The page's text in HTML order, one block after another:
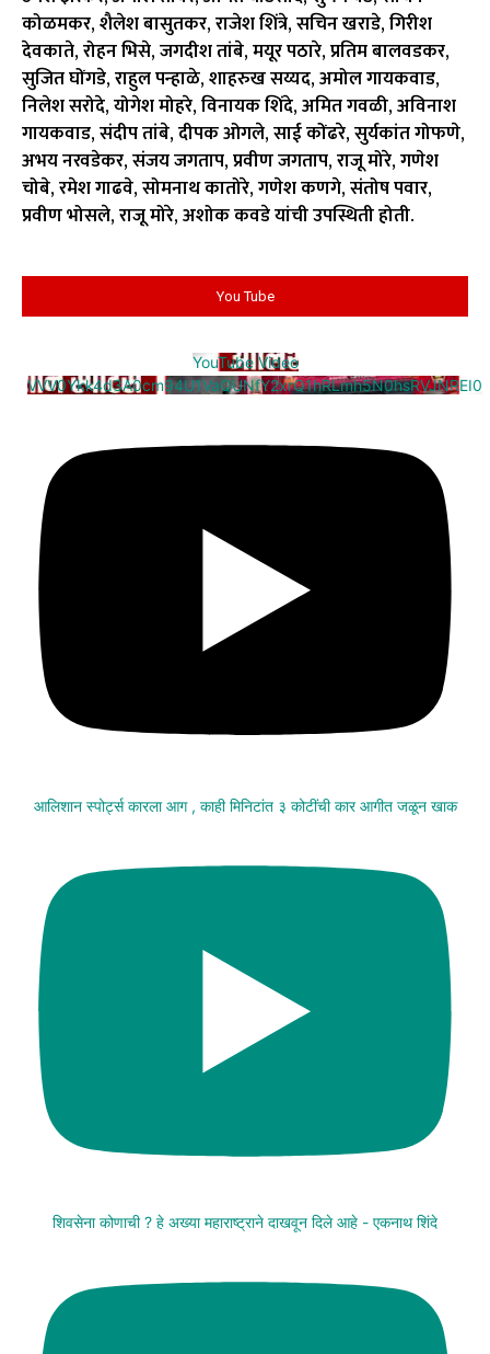
कोळमकर, शैलेश बासुतकर, राजेश शिंत्रे, सचिन खराडे, गिरीश
देवकाते, रोहन भिसे, जगदीश तांबे, मयूर पठारे, प्रतिम बालवडकर,
सुजित घोंगडे, राहुल पन्हाळे, शाहरुख सय्यद, अमोल गायकवाड,
निलेश सरोदे, योगेश मोहरे, विनायक शिंदे, अमित गवळी, अविनाश
गायकवाड, संदीप तांबे, दीपक ओगले, साई कोंढरे, सुर्यकांत गोफणे,
अभय नरवडेकर, संजय जगताप, प्रवीण जगताप, राजू मोरे, गणेश
चोबे, रमेश गाढवे, सोमनाथ कातोरे, गणेश कणगे, संतोष पवार,
प्रवीण भोसले, राजू मोरे, अशोक कवडे यांची उपस्थिती होती.
You Tube
YouTube Video
VVV0Ykk4d3A0cm94U1VaQUNfY2xrQ1hRLmh5N0hsRVJNREI0
आलिशान स्पोर्ट्स कारला आग , काही मिनिटांत ३ कोटींची कार आगीत जळून खाक
शिवसेना कोणाची ? हे अख्या महाराष्ट्राने दाखवून दिले आहे - एकनाथ शिंदे